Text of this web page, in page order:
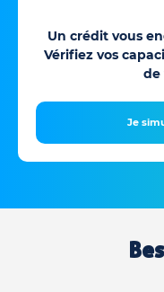
Un crédit vous
Vérifiez vos
de
Je